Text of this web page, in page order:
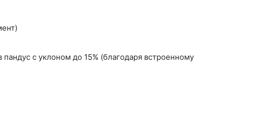
с уклоном до 15% (благодаря встроенному